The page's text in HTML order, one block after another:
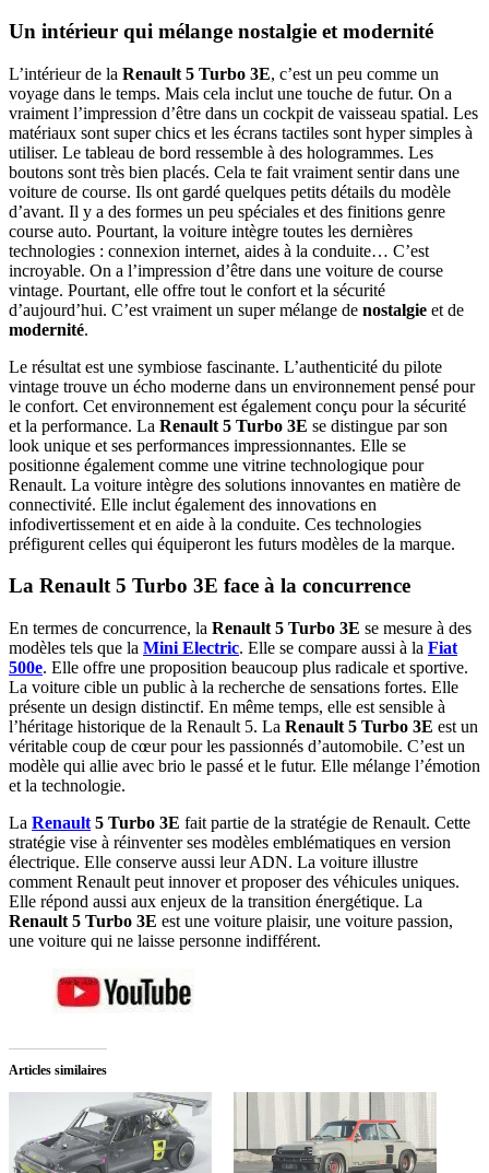
Un intérieur qui mélange nostalgie et modernité
L’intérieur de la Renault 5 Turbo 3E, c’est un peu comme un
voyage dans le temps. Mais cela inclut une touche de futur. On a
vraiment l’impression d’être dans un cockpit de vaisseau spatial. Les
matériaux sont super chics et les écrans tactiles sont hyper simples à
utiliser. Le tableau de bord ressemble à des hologrammes. Les
boutons sont très bien placés. Cela te fait vraiment sentir dans une
voiture de course. Ils ont gardé quelques petits détails du modèle
d’avant. Il y a des formes un peu spéciales et des finitions genre
course auto. Pourtant, la voiture intègre toutes les dernières
technologies : connexion internet, aides à la conduite… C’est
incroyable. On a l’impression d’être dans une voiture de course
vintage. Pourtant, elle offre tout le confort et la sécurité
d’aujourd’hui. C’est vraiment un super mélange de nostalgie et de
modernité.
Le résultat est une symbiose fascinante. L’authenticité du pilote
vintage trouve un écho moderne dans un environnement pensé pour
le confort. Cet environnement est également conçu pour la sécurité
et la performance. La Renault 5 Turbo 3E se distingue par son
look unique et ses performances impressionnantes. Elle se
positionne également comme une vitrine technologique pour
Renault. La voiture intègre des solutions innovantes en matière de
connectivité. Elle inclut également des innovations en
infodivertissement et en aide à la conduite. Ces technologies
préfigurent celles qui équiperont les futurs modèles de la marque.
La Renault 5 Turbo 3E face à la concurrence
En termes de concurrence, la Renault 5 Turbo 3E se mesure à des
modèles tels que la Mini Electric. Elle se compare aussi à la Fiat
500e. Elle offre une proposition beaucoup plus radicale et sportive.
La voiture cible un public à la recherche de sensations fortes. Elle
présente un design distinctif. En même temps, elle est sensible à
l’héritage historique de la Renault 5. La Renault 5 Turbo 3E est un
véritable coup de cœur pour les passionnés d’automobile. C’est un
modèle qui allie avec brio le passé et le futur. Elle mélange l’émotion
et la technologie.
La Renault 5 Turbo 3E fait partie de la stratégie de Renault. Cette
stratégie vise à réinventer ses modèles emblématiques en version
électrique. Elle conserve aussi leur ADN. La voiture illustre
comment Renault peut innover et proposer des véhicules uniques.
Elle répond aussi aux enjeux de la transition énergétique. La
Renault 5 Turbo 3E est une voiture plaisir, une voiture passion,
une voiture qui ne laisse personne indifférent.
Articles similaires